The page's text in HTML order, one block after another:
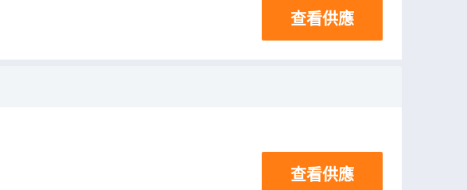
查看供應
查看供應